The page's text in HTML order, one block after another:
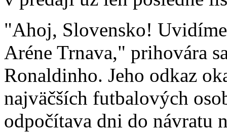
"Ahoj, Slovensko!
Aréne Trnava," prihovára
Ronaldinho. Jeho odkaz
najväčších futbalových
odpočítava dni do návratu